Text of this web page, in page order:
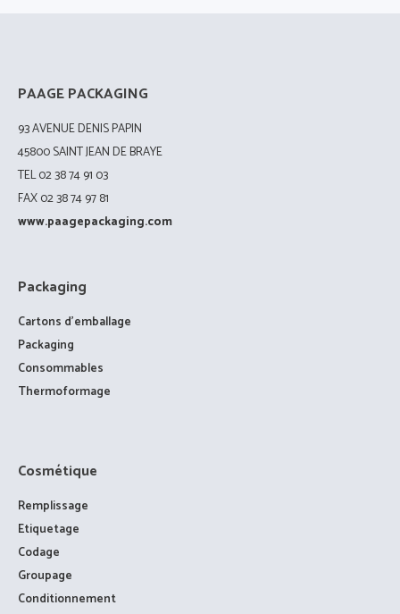
PAAGE PACKAGING
93 AVENUE DENIS PAPIN
45800 SAINT JEAN DE BRAYE
TEL 02 38 74 91 03
FAX 02 38 74 97 81
www.paagepackaging.com
Packaging
Cartons d’emballage
Packaging
Consommables
Thermoformage
Cosmétique
Remplissage
Etiquetage
Codage
Groupage
Conditionnement